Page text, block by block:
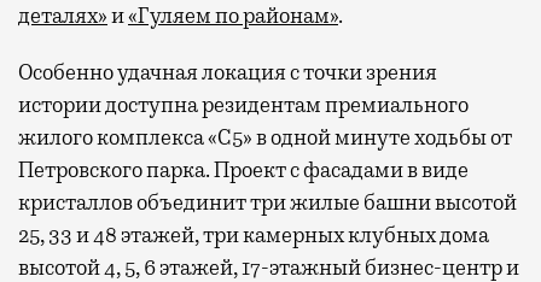
деталях»и«Гуляем по районам».
Особенно удачная локация с точки зрения
истории доступна резидентам премиального
жилого комплекса «С5»в одной минуте ходьбы от
Петровского парка. Проект с фасадами в виде
кристаллов объединит три жилые башни высотой
25, 33 и 48 этажей, три камерных клубных дома
высотой 4, 5, 6 этажей, 17-этажный бизнес-центр и